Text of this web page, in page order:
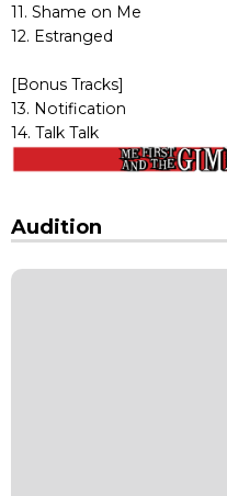
11. Shame on Me
12. Estranged
[Bonus Tracks]
13. Notification
14. Talk Talk
Audition